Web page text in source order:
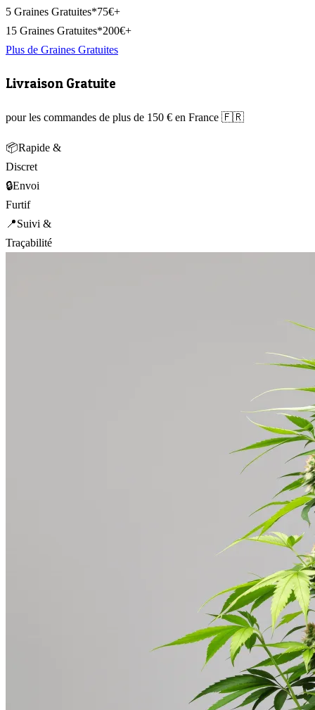
5 Graines Gratuites*75€+
15 Graines Gratuites*200€+
Plus de Graines Gratuites
Livraison Gratuite
pour les commandes de plus de 150 € en France 🇫🇷
📦Rapide &
Discret
🔒Envoi
Furtif
📍Suivi &
Traçabilité